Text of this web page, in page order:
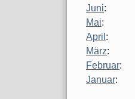
Juni:
Mai:
April :
März:
Februar:
Januar: